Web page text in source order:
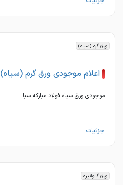
ورق گرم (سیاه)
اعلام موجودی ورق گرم (سیاه)
موجودی ورق سیاه فولاد مبارکه سبا
جزئیات ...
ورق گالوانیزه